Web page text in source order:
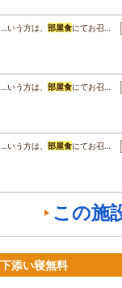
…いう方は、 部屋食にてお召…
…いう方は、 部屋食にてお召…
…いう方は、 部屋食にてお召…
この施
添い寝無料